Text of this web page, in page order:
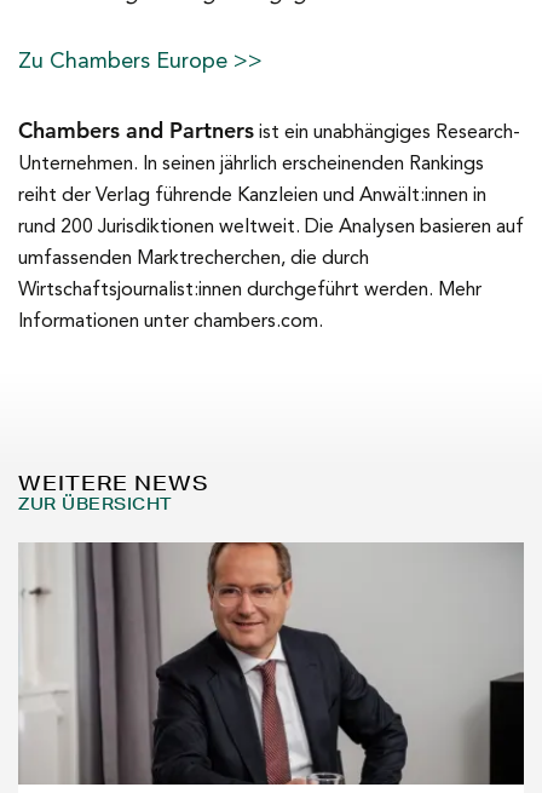
Zu Chambers Europe >>
Chambers and Partners ist ein unabhängiges Research-
Unternehmen. In seinen jährlich erscheinenden Rankings
reiht der Verlag führende Kanzleien und Anwält:innen in
rund 200 Jurisdiktionen weltweit. Die Analysen basieren auf
umfassenden Marktrecherchen, die durch
Wirtschaftsjournalist:innen durchgeführt werden. Mehr
Informationen unter chambers.com.
WEITERE NEWS
ZUR ÜBERSICHT